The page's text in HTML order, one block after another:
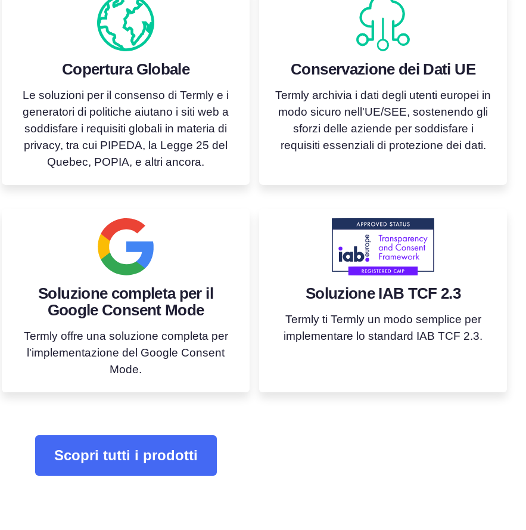
Copertura Globale
Le soluzioni per il consenso di Termly e i
generatori di politiche aiutano i siti web a
soddisfare i requisiti globali in materia di
privacy, tra cui PIPEDA, la Legge 25 del
Quebec, POPIA, e altri ancora.
Conservazione dei Dati UE
Termly archivia i dati degli utenti europei in
modo sicuro nell'UE/SEE, sostenendo gli
sforzi delle aziende per soddisfare i
requisiti essenziali di protezione dei dati.
Soluzione completa per il
Google Consent Mode
Termly offre una soluzione completa per
l'implementazione del Google Consent
Mode.
Soluzione IAB TCF 2.3
Termly ti Termly un modo semplice per
implementare lo standard IAB TCF 2.3.
Scopri tutti i prodotti